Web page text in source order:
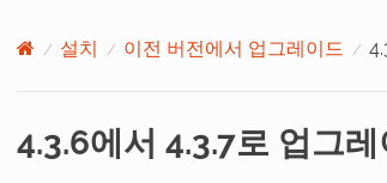
설치 이전 버전에서 업그레이드
4.3.6에서 4.3.7로 업그